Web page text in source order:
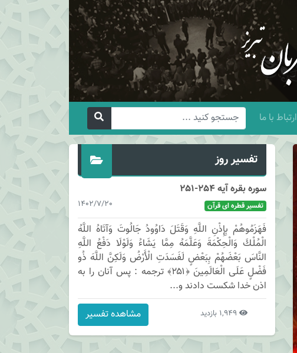
ارتباط با ما
تفسیر روز
سوره بقره آیه 254-251
1402/7/20 تفسیر قطره ای قرآن
فَهَزَمُوهُمْ بِإِذْنِ اللَّهِ وَقَتَلَ دَاوُودُ جَالُوتَ وَآتَاهُ اللَّهُ
الْمُلْكَ وَالْحِكْمَةَ وَعَلَّمَهُ مِمَّا يَشَاءُ وَلَوْلَا دَفْعُ اللَّهِ
النَّاسَ بَعْضَهُمْ بِبَعْضٍ لَفَسَدَتِ الْأَرْضُ وَلَكِنَّ اللَّهَ ذُو
فَضْلٍ عَلَى الْعَالَمِينَ ﴿۲۵۱﴾ ترجمه : پس آنان را به
اذن خدا شكست دادند و...
مشاهده تفسیر